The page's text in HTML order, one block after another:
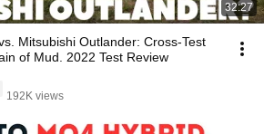
32:27
Mitsubishi Outlander: Cross-Test
of Mud. 2022 Test Review
192K views